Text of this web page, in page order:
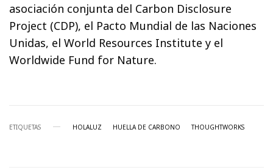
asociación conjunta del Carbon Disclosure
Project (CDP), el Pacto Mundial de las Naciones
Unidas, el World Resources Institute y el
Worldwide Fund for Nature.
ETIQUETAS HOLALUZ HUELLA DE CARBONO THOUGHTWORKS